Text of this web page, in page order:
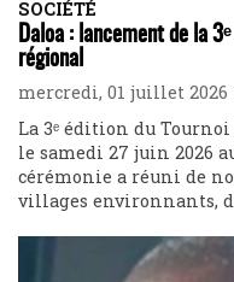
SOCIÉTÉ
Daloa : lancement de la
régional
mercredi, 01 juillet 2026
La 3ᵉ édition du
le samedi 27 juin 2026
cérémonie a réuni de
villages environnants,